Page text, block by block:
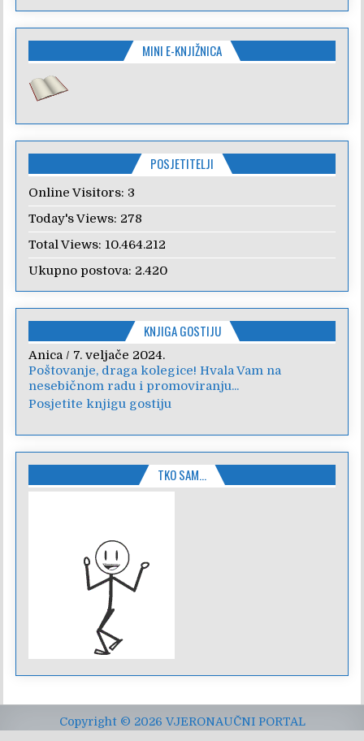
MINI E-KNJIŽNICA
POSJETITELJI
Online Visitors: 3
Today's Views: 278
Total Views: 10.464.212
Ukupno postova: 2.420
KNJIGA GOSTIJU
Anica / 7. veljače 2024.
Poštovanje, draga kolegice! Hvala Vam na
nesebičnom radu i promoviranju...
Posjetite knjigu gostiju
TKO SAM…
Copyright © 2026 VJERONAUČNI PORTAL